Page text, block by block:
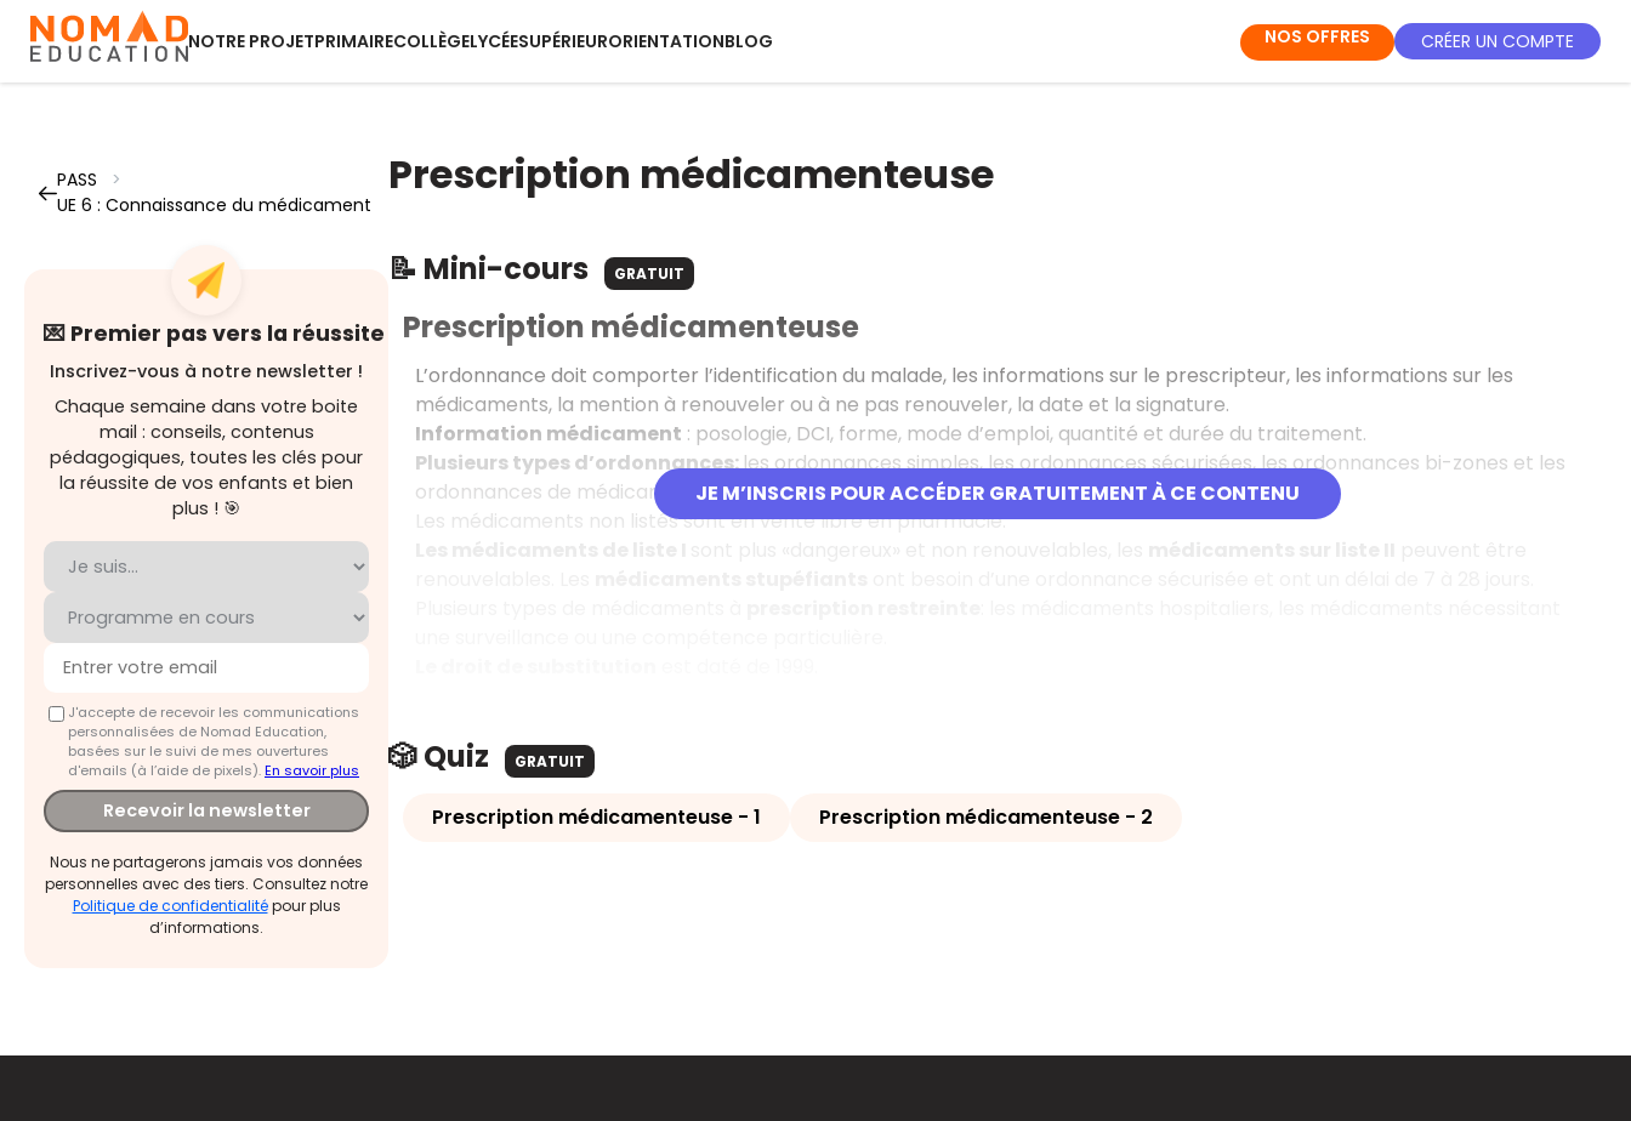
NOTRE PROJETPRIMAIRECOLLÈGELYCÉESUPÉRIEURORIENTATIONBLOG NOS OFFRES CRÉER UN COMPTE
PASS
>
UE 6 : Connaissance du médicament
💌 Premier pas vers la réussite
Inscrivez-vous à notre newsletter !
Chaque semaine dans votre boite
mail : conseils, contenus
pédagogiques, toutes les clés pour
la réussite de vos enfants et bien
plus ! 🎯
J'accepte de recevoir les communications
personnalisées de Nomad Education,
basées sur le suivi de mes ouvertures
d'emails (à l’aide de pixels).En savoir plus
Recevoir la newsletter
Nous ne partagerons jamais vos données
personnelles avec des tiers. Consultez notre
Politique de confidentialitépour plus
d’informations.
Prescription médicamenteuse
📝 Mini-cours GRATUIT
JE M’INSCRIS POUR ACCÉDER GRATUITEMENT À CE CONTENU
Prescription médicamenteuse
L’ordonnance doit comporter l’identification du malade, les informations sur le prescripteur, les informations sur les
médicaments, la mention à renouveler ou à ne pas renouveler, la date et la signature.
Information médicament : posologie, DCI, forme, mode d’emploi, quantité et durée du traitement.
Plusieurs types d’ordonnances:les ordonnances simples, les ordonnances sécurisées, les ordonnances bi-zones et les
ordonnances de médicaments d’exception.
Les médicaments non listés sont en vente libre en pharmacie.
🎲 Quiz GRATUIT
Prescription médicamenteuse - 1 Prescription médicamenteuse - 2